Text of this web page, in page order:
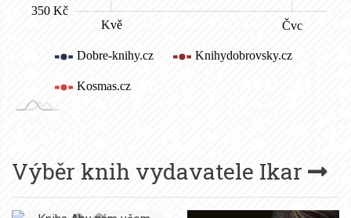
Výběr knih vydavatele Ikar